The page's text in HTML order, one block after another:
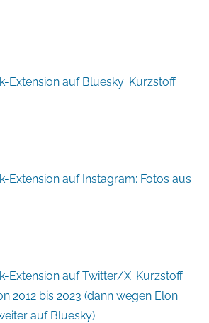
Extension auf Bluesky: Kurzstoff
Extension auf Instagram: Fotos aus
Extension auf Twitter/X: Kurzstoff
2012 bis 2023 (dann wegen Elon
auf Bluesky)